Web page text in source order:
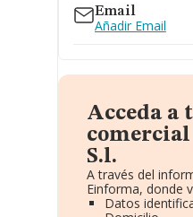
Email
Añadir Email
Acceda a
comercial
S.l.
A través del
Einforma, donde
Datos